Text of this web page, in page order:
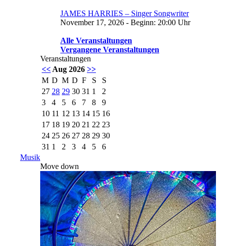
JAMES HARRIES – Singer Songwriter
November 17, 2026 - Beginn: 20:00 Uhr
Alle Veranstaltungen
Vergangene Veranstaltungen
Veranstaltungen
<< Aug 2026 >>
M D M D F S
S
27 28 29 30 31 1
2
3
4 5 6 7 8
9
10 11 12 13 14 15 16
17 18 19 20 21 22 23
24 25 26 27 28 29 30
31 1 2 3 4 5
6
Musik
Move down